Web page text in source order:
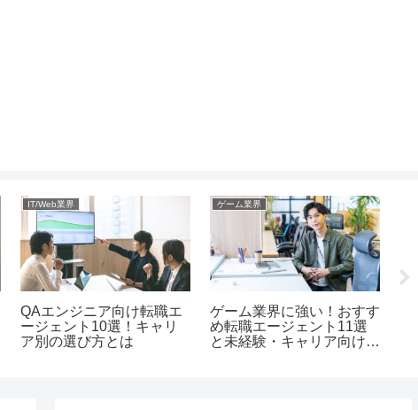
IT/Web業界
QAエンジニア向け転職エ
ージェント10選！キャリ
ア別の選び方とは
ゲーム業界
ゲーム業界に強い！おすす
め転職エージェント11選
と未経験・キャリア向けの